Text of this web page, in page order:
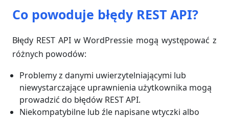
Co powoduje błędy REST API?
Błędy REST API w WordPressie mogą występować z
różnych powodów:
Problemy z danymi uwierzytelniającymi lub
niewystarczające uprawnienia użytkownika mogą
prowadzić do błędów REST API.
Niekompatybilne lub źle napisane wtyczki albo